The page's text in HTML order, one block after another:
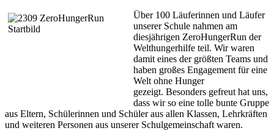
Über 100 Läuferinnen und Läufer
unserer Schule nahmen am
diesjährigen ZeroHungerRun der
Welthungerhilfe teil. Wir waren
damit eines der größten Teams und
haben großes Engagement für eine
Welt ohne Hunger
gezeigt. Besonders gefreut hat uns,
dass wir so eine tolle bunte Gruppe
aus Eltern, Schülerinnen und Schüler aus allen Klassen, Lehrkräften
und weiteren Personen aus unserer Schulgemeinschaft waren.